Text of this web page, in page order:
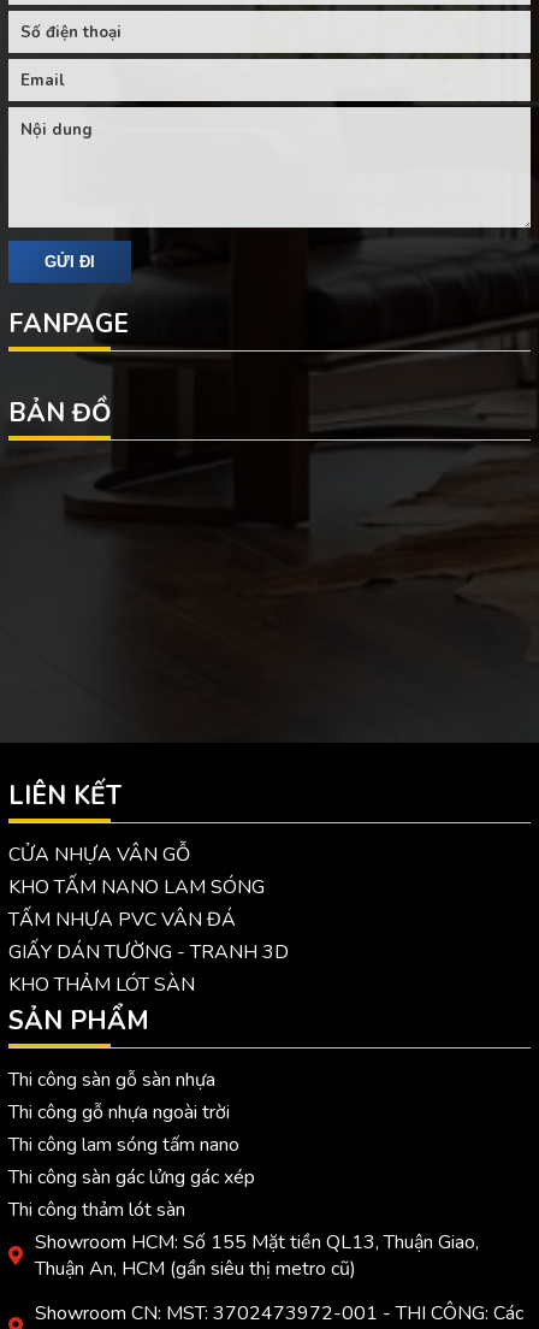
FANPAGE
BẢN ĐỒ
LIÊN KẾT
CỬA NHỰA VÂN GỖ
KHO TẤM NANO LAM SÓNG
TẤM NHỰA PVC VÂN ĐÁ
GIẤY DÁN TƯỜNG - TRANH 3D
KHO THẢM LÓT SÀN
SẢN PHẨM
Thi công sàn gỗ sàn nhựa
Thi công gỗ nhựa ngoài trời
Thi công lam sóng tấm nano
Thi công sàn gác lửng gác xép
Thi công thảm lót sàn
Showroom HCM: Số 155 Mặt tiền QL13, Thuận Giao,
Thuận An, HCM (gần siêu thị metro cũ)
Showroom CN: MST: 3702473972-001 - THI CÔNG: Các